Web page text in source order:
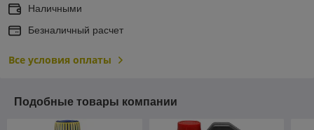
Наличными
Безналичный расчет
Все условия оплаты
Подобные товары компании